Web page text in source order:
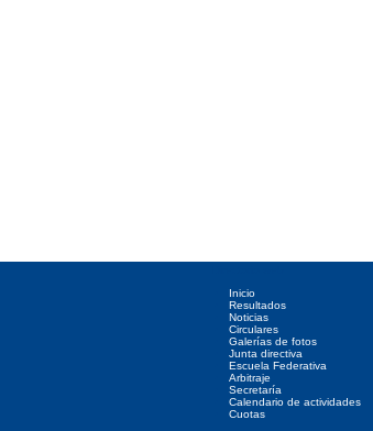
Inicio
Resultados
Noticias
Circulares
Galerías de fotos
Junta directiva
Escuela Federativa
Arbitraje
Secretaría
Calendario de actividades
Cuotas